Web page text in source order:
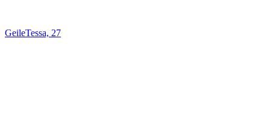
GeileTessa, 27